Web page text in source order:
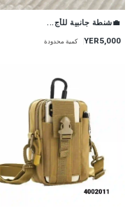
💼شنطة جانبية للأج...
YER5,000 كمية محدودة